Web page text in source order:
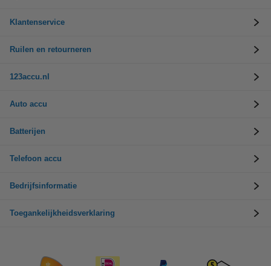
Klantenservice
Ruilen en retourneren
123accu.nl
Auto accu
Batterijen
Telefoon accu
Bedrijfsinformatie
Toegankelijkheidsverklaring